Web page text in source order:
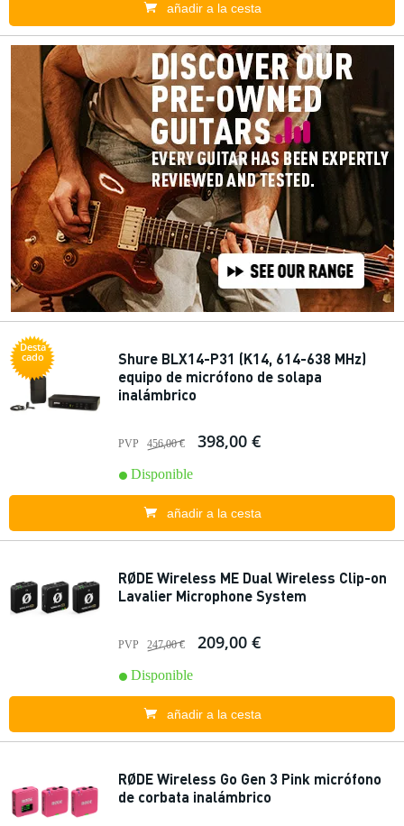
añadir a la cesta
Desta
cado
Shure BLX14-P31 (K14, 614-638 MHz)
equipo de micrófono de solapa
inalámbrico
PVP 456,00 € 398,00 €
Disponible
añadir a la cesta
RØDE Wireless ME Dual Wireless Clip-on
Lavalier Microphone System
PVP 247,00 € 209,00 €
Disponible
añadir a la cesta
RØDE Wireless Go Gen 3 Pink micrófono
de corbata inalámbrico